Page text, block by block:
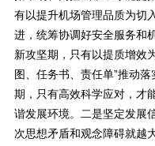
有以提升机场管理品质为切
进，统筹协调好安全服务和
新攻坚期，只有以提质增效
图、任务书、责任单”推动
期，只有高效科学应对，才
谐发展环境。二是坚定发展
次思想矛盾和观念障碍就越